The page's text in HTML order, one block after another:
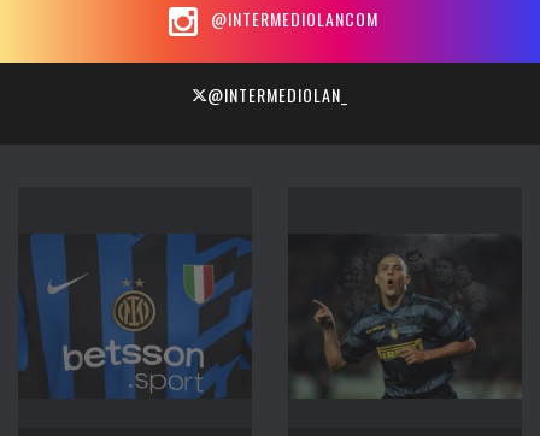
@INTERMEDIOLANCOM
@INTERMEDIOLAN_